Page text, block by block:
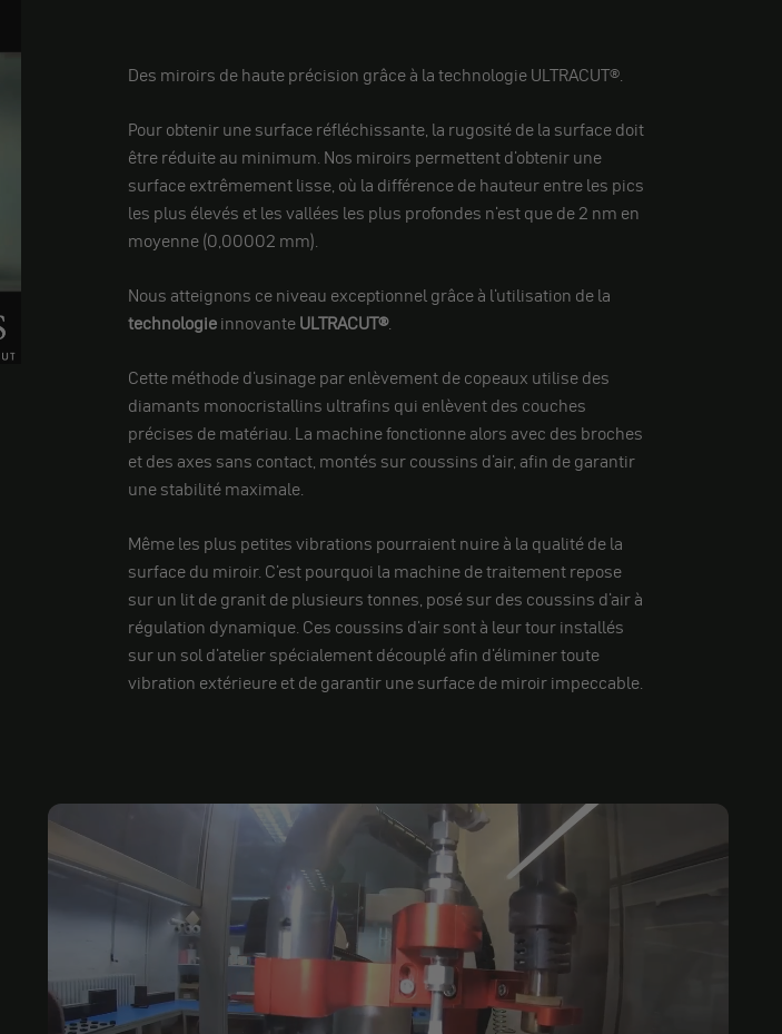
Des miroirs de haute précision grâce à la technologie ULTRACUT®.
Pour obtenir une surface réfléchissante, la rugosité de la surface doit
être réduite au minimum. Nos miroirs permettent d'obtenir une
surface extrêmement lisse, où la différence de hauteur entre les pics
les plus élevés et les vallées les plus profondes n'est que de 2 nm en
moyenne (0,00002 mm).
Nous atteignons ce niveau exceptionnel grâce à l'utilisation de la
technologieinnovanteULTRACUT®.
Cette méthode d'usinage par enlèvement de copeaux utilise des
diamants monocristallins ultrafins qui enlèvent des couches
précises de matériau. La machine fonctionne alors avec des broches
et des axes sans contact, montés sur coussins d'air, afin de garantir
une stabilité maximale.
Même les plus petites vibrations pourraient nuire à la qualité de la
surface du miroir. C'est pourquoi la machine de traitement repose
sur un lit de granit de plusieurs tonnes, posé sur des coussins d'air à
régulation dynamique. Ces coussins d'air sont à leur tour installés
sur un sol d'atelier spécialement découplé afin d'éliminer toute
vibration extérieure et de garantir une surface de miroir impeccable.